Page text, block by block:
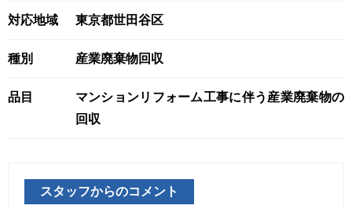
対応地域 東京都世田谷区
種別 産業廃棄物回収
品目
マンションリフォーム工事に伴う産業廃棄物の
回収
スタッフからのコメント